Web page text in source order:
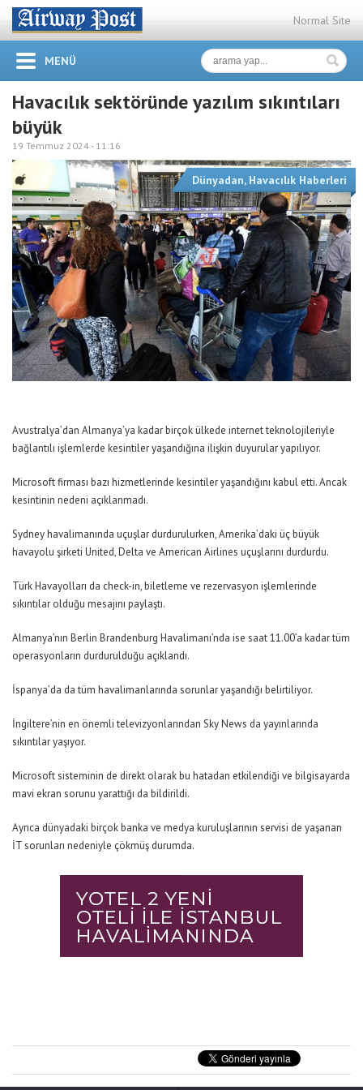
Normal Site
MENÜ
Havacılık sektöründe yazılım sıkıntıları
büyük
19 Temmuz 2024 - 11:16
Dünyadan, Havacılık Haberleri
Avustralya’dan Almanya’ya kadar birçok ülkede internet teknolojileriyle
bağlantılı işlemlerde kesintiler yaşandığına ilişkin duyurular yapılıyor.
Microsoft firması bazı hizmetlerinde kesintiler yaşandığını kabul etti. Ancak
kesintinin nedeni açıklanmadı.
Sydney havalimanında uçuşlar durdurulurken, Amerika’daki üç büyük
havayolu şirketi United, Delta ve American Airlines uçuşlarını durdurdu.
Türk Havayolları da check-in, biletleme ve rezervasyon işlemlerinde
sıkıntılar olduğu mesajını paylaştı.
Almanya’nın Berlin Brandenburg Havalimanı’nda ise saat 11.00’a kadar tüm
operasyonların durdurulduğu açıklandı.
İspanya’da da tüm havalimanlarında sorunlar yaşandığı belirtiliyor.
İngiltere’nin en önemli televizyonlarından Sky News da yayınlarında
sıkıntılar yaşıyor.
Microsoft sisteminin de direkt olarak bu hatadan etkilendiği ve bilgisayarda
mavi ekran sorunu yarattığı da bildirildi.
Ayrıca dünyadaki birçok banka ve medya kuruluşlarının servisi de yaşanan
İT sorunları nedeniyle çökmüş durumda.